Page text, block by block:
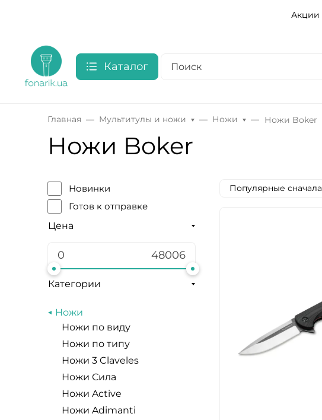
Акции
Каталог
Главная Мультитулы и ножи Ножи Ножи Boker
Ножи Boker
Новинки
Готов к отправке
Цена
Категории
Ножи
Ножи по виду
Ножи по типу
Ножи 3 Claveles
Ножи Сила
Ножи Active
Ножи Adimanti
Популярные сначала